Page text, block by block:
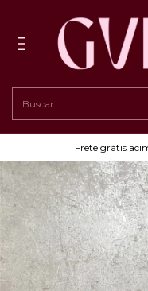
Frete grátis